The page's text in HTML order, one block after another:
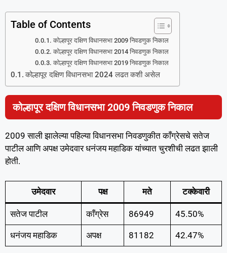
Table of Contents
कोल्हापूर दक्षिण विधानसभा 2009 निवडणुक निकाल
कोल्हापूर दक्षिण विधानसभा 2014 निवडणुक निकाल
कोल्हापूर दक्षिण विधानसभा 2019 निवडणुक निकाल
कोल्हापूर दक्षिण विधानसभा 2024 लढत कशी असेल
कोल्हापूर दक्षिण विधानसभा 2009 निवडणुक निकाल
2009 साली झालेल्या पहिल्या विधानसभा निवडणुकीत काँग्रेसचे सतेज
पाटील आणि अपक्ष उमेदवार धनंजय महाडिक यांच्यात चुरशीची लढत झाली
होती.
उमेदवार पक्ष मते टक्केवारी
सतेज पाटील काँग्रेस 86949 45.50%
धनंजय महाडिक अपक्ष 81182 42.47%